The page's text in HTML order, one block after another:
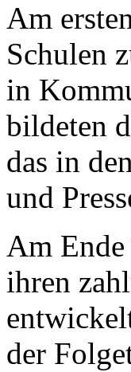
Am
Schulen
in
bildeten
das in
und
Am
ihren
der